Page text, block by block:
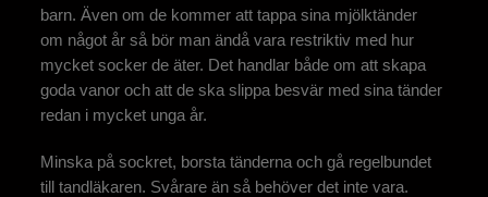
barn. Även om de kommer att tappa sina mjölktänder
om något år så bör man ändå vara restriktiv med hur
mycket socker de äter. Det handlar både om att skapa
goda vanor och att de ska slippa besvär med sina tänder
redan i mycket unga år.
Minska på sockret, borsta tänderna och gå regelbundet
till tandläkaren. Svårare än så behöver det inte vara.